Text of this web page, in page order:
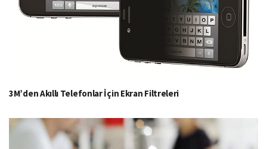
3M’den Akıllı Telefonlar İçin Ekran Filtreleri